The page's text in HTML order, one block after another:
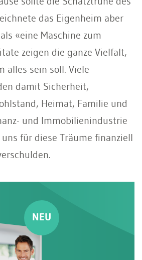
das Eigenheim aber
«eine Maschine zum
zeigen die ganze Vielfalt,
alles sein soll. Viele
damit Sicherheit,
Heimat, Familie und
und Immobilienindustrie
für diese Träume finanziell